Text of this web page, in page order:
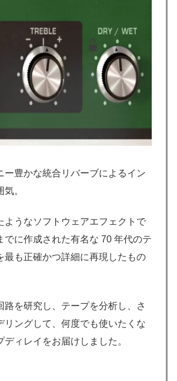
ー豊かな統合リバーブによるイン
。
ようなソフトウェアエフェクトで
でに作成された有名な 70 年代のテ
最も正確かつ詳細に再現したもの
路を研究し、テープを分析し、さ
リングして、何度でも使いたくな
ディレイをお届けしました。